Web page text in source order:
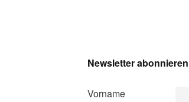
Newsletter abonnieren
Vorname